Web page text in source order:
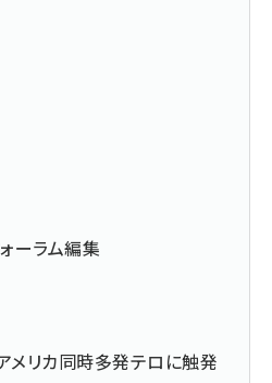
ーラム編集
メリカ同時多発テロに触発